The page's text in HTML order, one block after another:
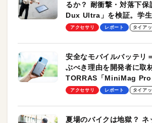
るか？ 耐衝撃・対落下保
Dux Ultra」を検証。学
のモバイルユースに最適
アクセサリ レポート タイア
安全なモバイルバッテリ
ぶべき理由を開発者に取材
TORRAS「MiniMag Pro
ーも
アクセサリ レポート タイア
夏場のバイクは地獄？ ネ